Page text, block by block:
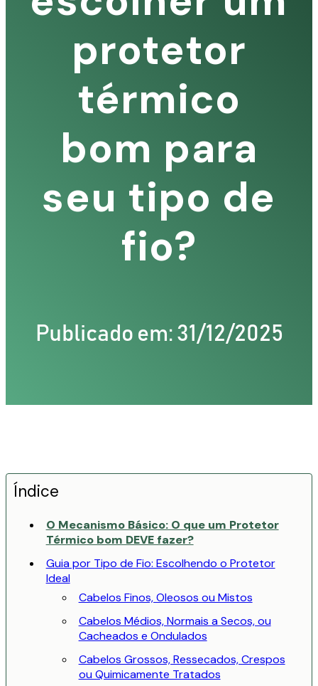
protetor
térmico
bom para
seu tipo de
fio?
Publicado em: 31/12/2025
Índice
O Mecanismo Básico: O que um Protetor
Térmico bom DEVE fazer?
Guia por Tipo de Fio: Escolhendo o Protetor
Ideal
Cabelos Finos, Oleosos ou Mistos
Cabelos Médios, Normais a Secos, ou
Cacheados e Ondulados
Cabelos Grossos, Ressecados, Crespos
ou Quimicamente Tratados